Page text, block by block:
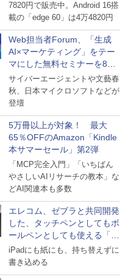
7820円で販売中。Android 16搭
載の「edge 60」は4万4820円
Web担当者Forum、「生成
AI×マーケティング」をテー
マにした無料セミナーを8月
27日にオンライン開催
サイバーエージェントや文藝春
秋、日本マイクロソフトなどが
登壇
5万冊以上が対象！ 最大
65％OFFのAmazon「Kindle
本サマーセール」第2弾
「MCP完全入門」「いちばん
やさしいAIリサーチの教本」な
どAI関連本も多数
エレコム、ゼブラと共同開発
した、タッチペンとしてもボ
ールペンとしても使える「ス
タイラスツーウェイ」発売
iPadにも紙にも、持ち替えずに
書き込める